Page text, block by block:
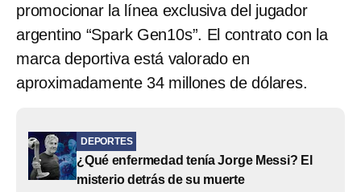
promocionar la línea exclusiva del jugador
argentino “Spark Gen10s”. El contrato con la
marca deportiva está valorado en
aproximadamente 34 millones de dólares.
DEPORTES
¿Qué enfermedad tenía Jorge Messi? El
misterio detrás de su muerte